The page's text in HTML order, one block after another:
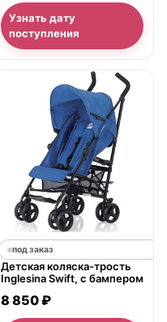
Узнать дату
поступления
под заказ
Детская коляска-трость
Inglesina Swift, с бампером
8 850 ₽